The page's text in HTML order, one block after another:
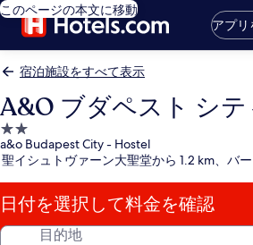
このページの本文に移動
アプリ
宿泊施設をすべて表示
A&O ブダペスト シ
2.0
つ
星
宿
泊
施
a&o Budapest City - Hostel
聖イシュトヴァーン大聖堂から 1.2 km、バ
日付を選択して料金を確認
目的地